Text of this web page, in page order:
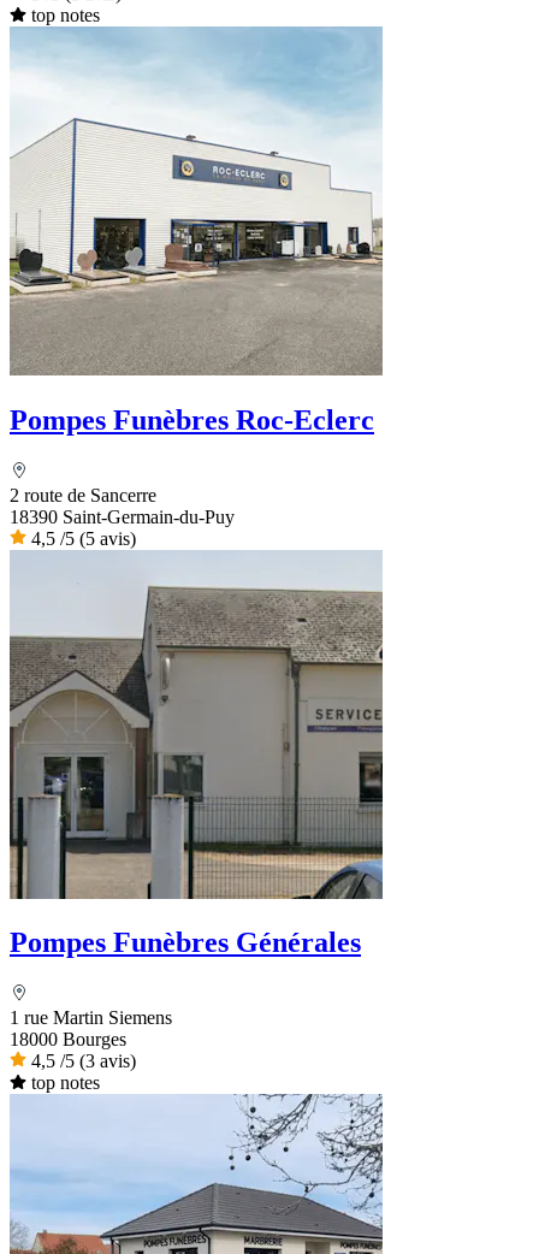
top notes
Pompes Funèbres Roc-Eclerc
2 route de Sancerre
18390 Saint-Germain-du-Puy
4,5 /5 (5 avis)
Pompes Funèbres Générales
1 rue Martin Siemens
18000 Bourges
4,5 /5 (3 avis)
top notes